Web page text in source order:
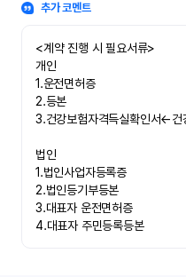
추가 코멘트
<계약 진행 시 필요서류>
개인
1.운전면허증
2.등본
3.건강보험자격득실확인서←
법인
1.법인사업자등록증
2.법인등기부등본
3.대표자 운전면허증
4.대표자 주민등록등본